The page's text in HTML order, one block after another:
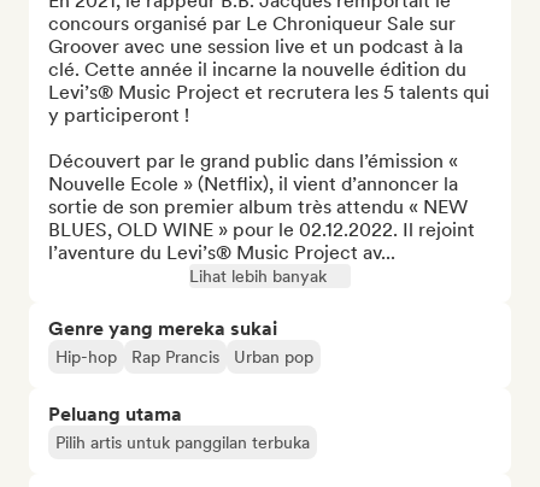
concours organisé par Le Chroniqueur Sale sur
Groover avec une session live et un podcast à la
clé. Cette année il incarne la nouvelle édition du
Levi’s® Music Project et recrutera les 5 talents qui
y participeront !
Découvert par le grand public dans l’émission «
Nouvelle Ecole » (Netflix), il vient d’annoncer la
sortie de son premier album très attendu « NEW
BLUES, OLD WINE » pour le 02.12.2022. Il rejoint
l’aventure du Levi’s® Music Project av...
Lihat lebih banyak
Genre yang mereka sukai
Hip-hop Rap Prancis Urban pop
Peluang utama
Pilih artis untuk panggilan terbuka